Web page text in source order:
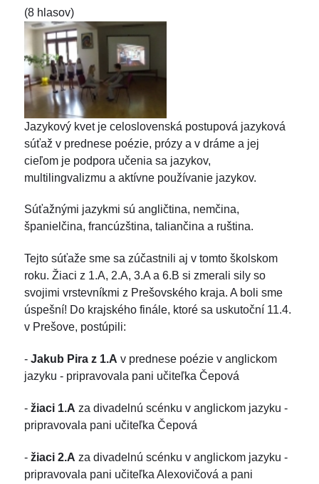
(8 hlasov)
Jazykový kvet je celoslovenská postupová jazyková
súťaž v prednese poézie, prózy a v dráme a jej
cieľom je podpora učenia sa jazykov,
multilingvalizmu a aktívne používanie jazykov.
Súťažnými jazykmi sú angličtina, nemčina,
španielčina, francúzština, taliančina a ruština.
Tejto súťaže sme sa zúčastnili aj v tomto školskom
roku. Žiaci z 1.A, 2.A, 3.A a 6.B si zmerali sily so
svojimi vrstevníkmi z Prešovského kraja. A boli sme
úspešní! Do krajského finále, ktoré sa uskutoční 11.4.
v Prešove, postúpili:
- Jakub Pira z 1.A v prednese poézie v anglickom
jazyku - pripravovala pani učiteľka Čepová
- žiaci 1.A za divadelnú scénku v anglickom jazyku -
pripravovala pani učiteľka Čepová
- žiaci 2.A za divadelnú scénku v anglickom jazyku -
pripravovala pani učiteľka Alexovičová a pani